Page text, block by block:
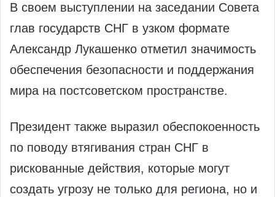
В своем выступлении на заседании Совета
глав государств СНГ в узком формате
Александр Лукашенко отметил значимость
обеспечения безопасности и поддержания
мира на постсоветском пространстве.
Президент также выразил обеспокоенность
по поводу втягивания стран СНГ в
рискованные действия, которые могут
создать угрозу не только для региона, но и